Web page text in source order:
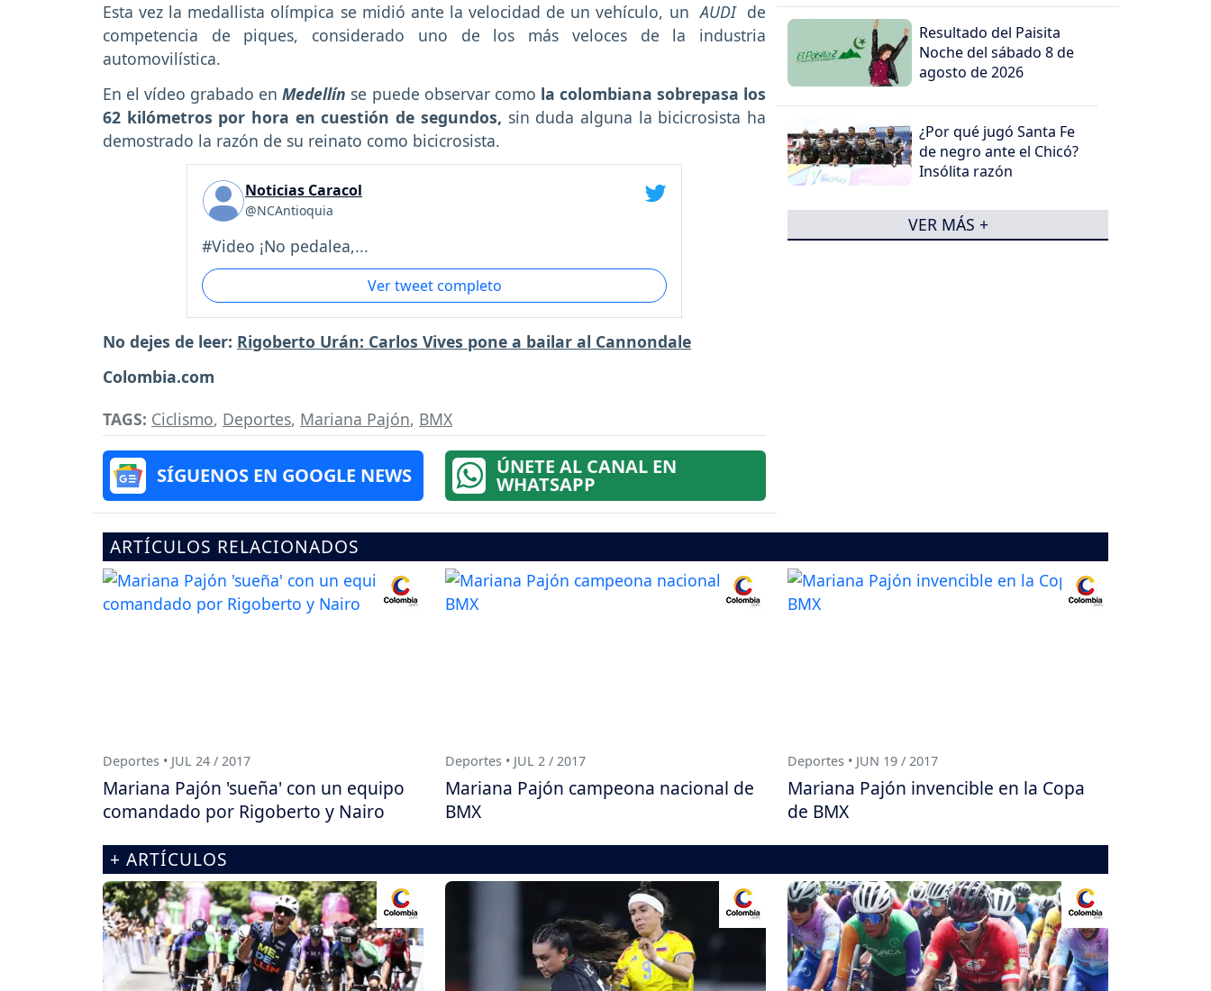
Esta vez la medallista olímpica se midió ante la velocidad de un vehículo, unAUDI de
competencia de piques, considerado uno de los más veloces de la industria
automovilística.
En el vídeo grabado enMedellín se puede observar como la colombiana sobrepasa los
62 kilómetros por hora en cuestión de segundos, sin duda alguna la bicicrosista ha
demostrado la razón de su reinato como bicicrosista.
Noticias Caracol
@NCAntioquia
#Video ¡No pedalea,...
Ver tweet completo
No dejes de leer: Rigoberto Urán: Carlos Vives pone a bailar al Cannondale
Colombia.com
TAGS: Ciclismo, Deportes, Mariana Pajón, BMX
SÍGUENOS EN GOOGLE NEWS ÚNETE AL CANAL EN
WHATSAPP
Resultado del Paisita
Noche del sábado 8 de
agosto de 2026
¿Por qué jugó Santa Fe
de negro ante el Chicó?
Insólita razón
VER MÁS +
ARTÍCULOS RELACIONADOS
Deportes • JUL 24 / 2017
Mariana Pajón 'sueña' con un equipo
comandado por Rigoberto y Nairo
Deportes • JUL 2 / 2017
Mariana Pajón campeona nacional de
BMX
Deportes • JUN 19 / 2017
Mariana Pajón invencible en la Copa
de BMX
+ ARTÍCULOS